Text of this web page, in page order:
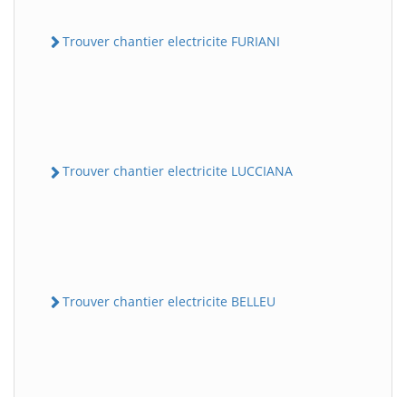
Trouver chantier electricite FURIANI
Trouver chantier electricite LUCCIANA
Trouver chantier electricite BELLEU